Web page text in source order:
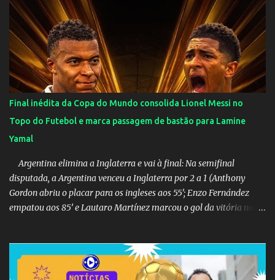
Final inédita da Copa do Mundo consolida Lionel Messi no
Topo do Futebol e marca passagem de bastão para Lamine
Yamal
Argentina elimina a Inglaterra e vai à final: Na semifinal
disputada, a Argentina venceu a Inglaterra por 2 a 1 (Anthony
Gordon abriu o placar para os ingleses aos 55’; Enzo Fernández
empatou aos 85’ e Lautaro Martínez marcou o gol da vitória nos
Inglaterra durante o jogo.